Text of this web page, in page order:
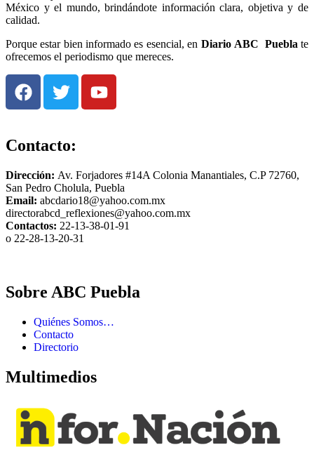
México y el mundo, brindándote información clara, objetiva y de
calidad.
Porque estar bien informado es esencial, en Diario ABC Puebla te
ofrecemos el periodismo que mereces.
Contacto:
Dirección: Av. Forjadores #14A Colonia Manantiales, C.P 72760,
San Pedro Cholula, Puebla
Email: abcdario18@yahoo.com.mx
directorabcd_reflexiones@yahoo.com.mx
Contactos: 22-13-38-01-91
o 22-28-13-20-31
Sobre ABC Puebla
Quiénes Somos…
Contacto
Directorio
Multimedios